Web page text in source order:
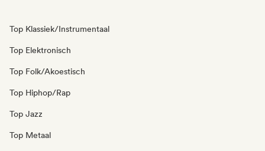
Top Klassiek/Instrumentaal
Top Elektronisch
Top Folk/Akoestisch
Top Hiphop/Rap
Top Jazz
Top Metaal